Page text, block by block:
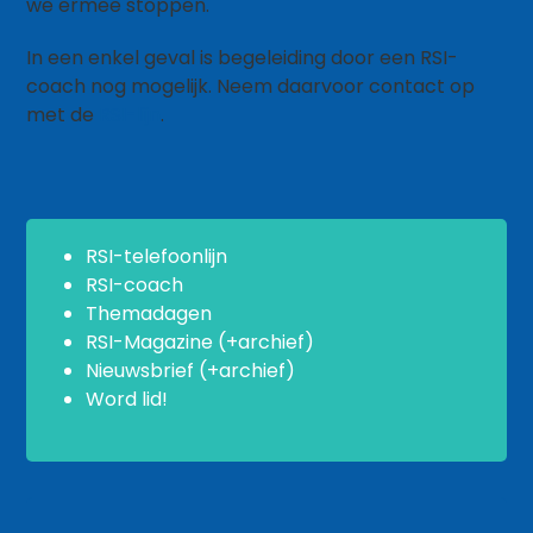
In een enkel geval is begeleiding door een RSI-
coach nog mogelijk. Neem daarvoor contact op
met de
.
RSI-telefoonlijn
RSI-coach
Themadagen
RSI-Magazine (+archief)
Nieuwsbrief (+archief)
Word lid!